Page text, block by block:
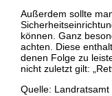
Außerdem sollte
können. Ganz
achten. Diese
denen Folge zu
nicht zuletzt gilt:
Quelle: Landratsamt